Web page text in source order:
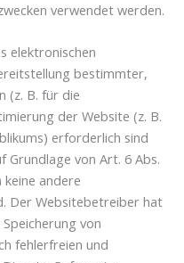
verwendet werden.
elektronischen
bestimmter,
(z. B. für die
der Website (z. B.
erforderlich sind
Grundlage von Art. 6 Abs.
keine andere
Der Websitebetreiber hat
von
fehlerfreien und